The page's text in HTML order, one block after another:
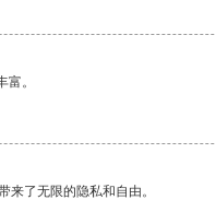
。
来了无限的隐私和自由。